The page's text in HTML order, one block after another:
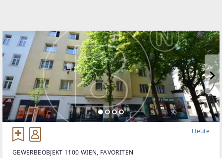
Heute
GEWERBEOBJEKT 1100 WIEN, FAVORITEN